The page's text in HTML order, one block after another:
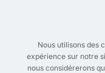
Nous utilisons des
expérience sur notre
nous considérerons